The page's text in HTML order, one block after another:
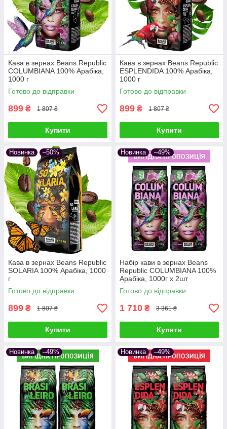
Кава в зернах Beans Republic
COLUMBIANA 100% Арабіка,
1000 г
Готово до відправки
899 ₴ 1 807 ₴
Купити
Кава в зернах Beans Republic
ESPLENDIDA 100% Арабіка,
1000 г
Готово до відправки
899 ₴ 1 807 ₴
Купити
Новинка –50%
Кава в зернах Beans Republic
SOLARIA 100% Арабіка, 1000
г
Готово до відправки
899 ₴ 1 807 ₴
Купити
Новинка –49%
Набір кави в зернах Beans
Republic COLUMBIANA 100%
Арабіка, 1000г х 2шт
Готово до відправки
1 710 ₴ 3 361 ₴
Купити
Новинка –49% Новинка –49%